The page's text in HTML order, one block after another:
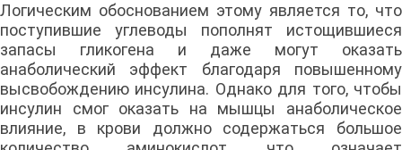
Логическим обоснованием этому является то, что
поступившие углеводы пополнят истощившиеся
запасы гликогена и даже могут оказать
анаболический эффект благодаря повышенному
высвобождению инсулина. Однако для того, чтобы
инсулин смог оказать на мышцы анаболическое
влияние, в крови должно содержаться большое